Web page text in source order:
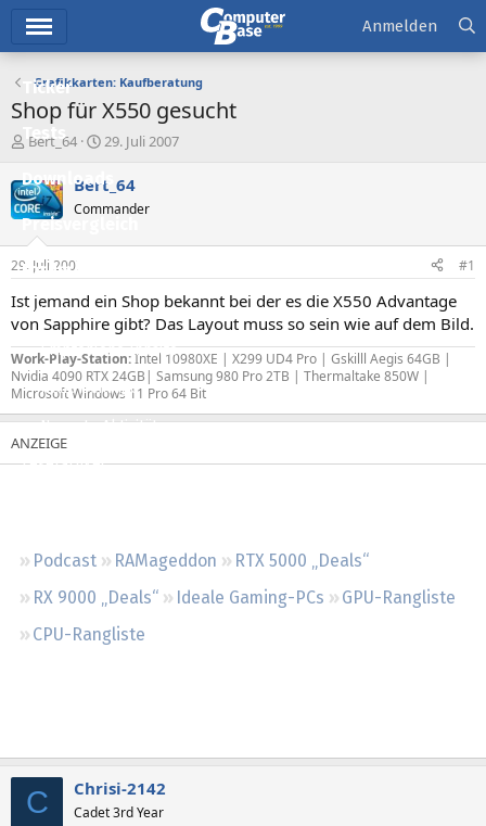
Ticker
Tests
Downloads
Preisvergleich
Forum
Aktuelles
Empfohlene Inhalte
Neue Beiträge
Neueste Aktivitäten
Leserartikel
Podcast RAMageddon
RTX 5000 „Deals“
RX 9000 „Deals“
Ideale Gaming-PCs
GPU-Rangliste
CPU-Rangliste
Anmelden
Grafikkarten: Kaufberatung
Shop für X550 gesucht
E
s
t
e
e
r
Bert_64
E
s
e
t
a
29. Juli 2007
Bert_64
Commander
29. Juli 2007 #1
Ist jemand ein Shop bekannt bei der es die X550 Advantage
von Sapphire gibt? Das Layout muss so sein wie auf dem Bild.
Work-Play-Station:Intel 10980XE | X299 UD4 Pro | Gskilll Aegis 64GB |
Nvidia 4090 RTX 24GB| Samsung 980 Pro 2TB | Thermaltake 850W |
Microsoft Windows 11 Pro 64 Bit
C Chrisi-2142
Cadet 3rd Year